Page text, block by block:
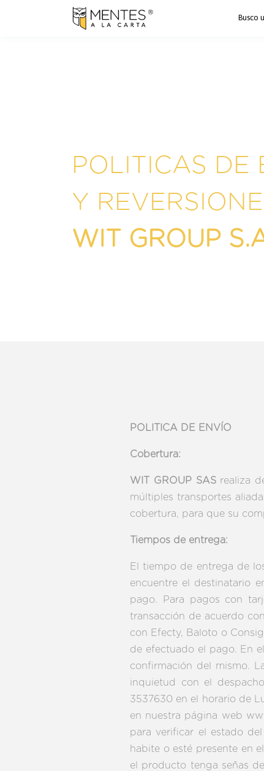
Busco
POLITICAS DE
Y
WIT GROUP
POLITICA DE ENVÍO
Cobertura:
WIT GROUP SAS realiza
múltiples transportes
cobertura, para que su
Tiempos de entrega:
El tiempo de entrega de
encuentre el destinatario
pago. Para pagos con
transacción de acuerdo
con Efecty, Baloto o
de efectuado el pago. En
confirmación del mismo.
inquietud con el
3537630 en el horario de
en nuestra página web
para verificar el estado
habite o esté presente en
el producto tenga señas